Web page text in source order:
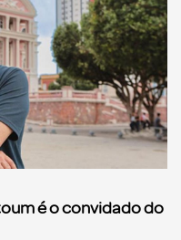
é o convidado do